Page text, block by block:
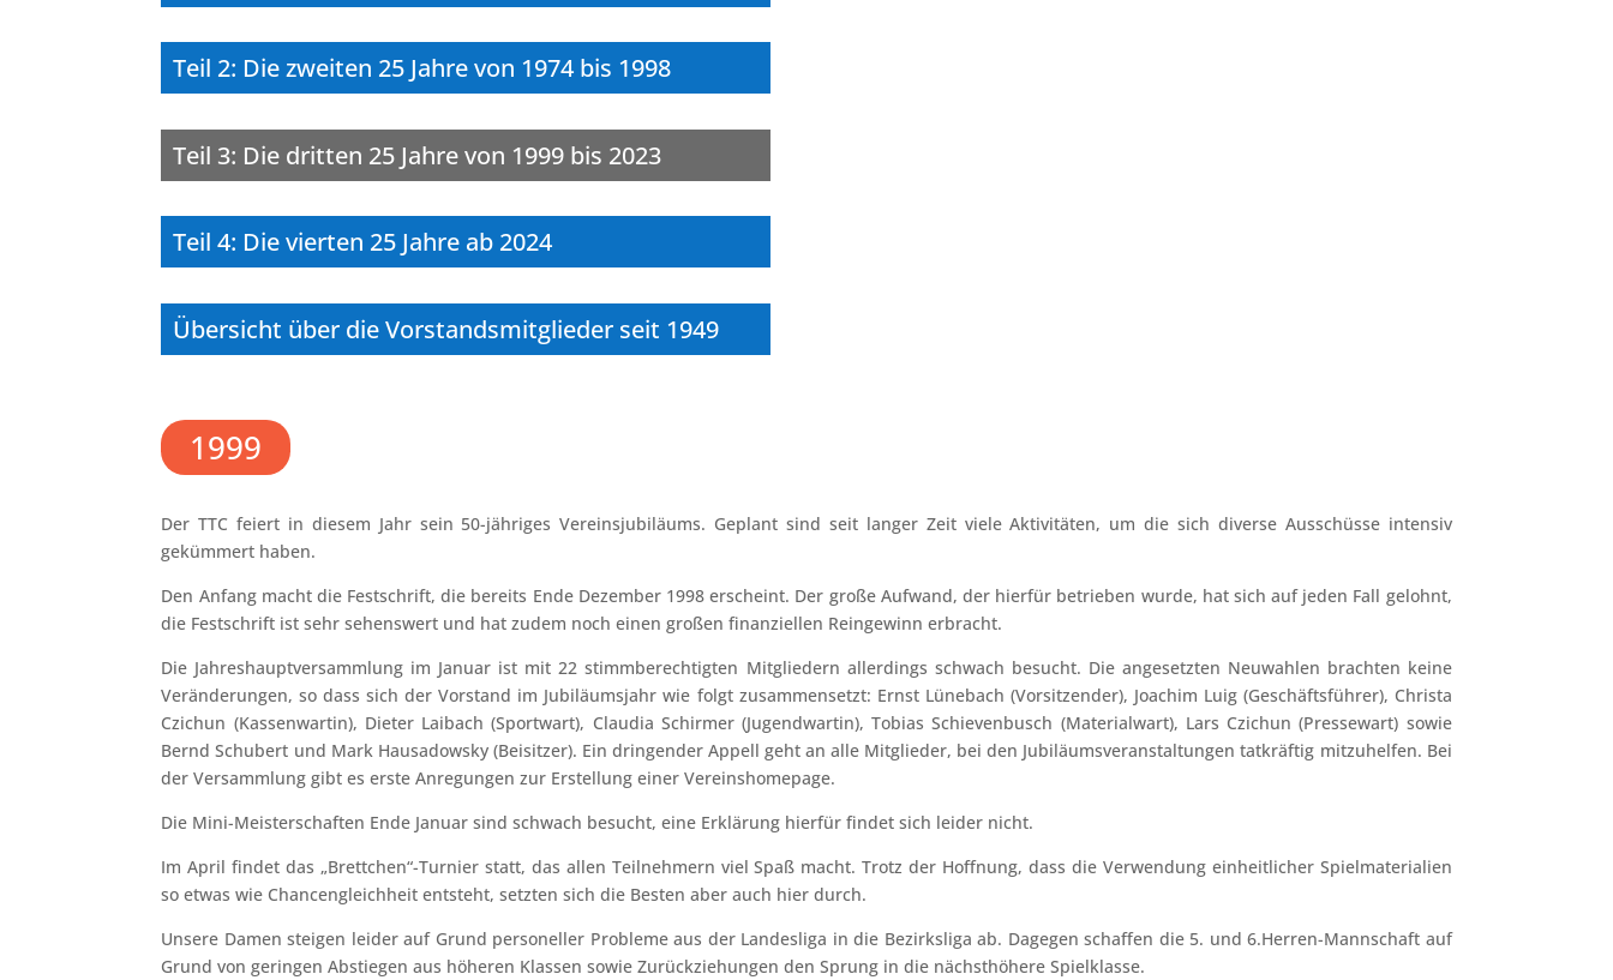
Teil 2: Die zweiten 25 Jahre von 1974 bis 1998
Teil 3: Die dritten 25 Jahre von 1999 bis 2023
Teil 4: Die vierten 25 Jahre ab 2024
Übersicht über die Vorstandsmitglieder seit 1949
1999
Der TTC feiert in diesem Jahr sein 50-jähriges Vereinsjubiläums. Geplant sind seit langer Zeit viele Aktivitäten, um die sich diverse Ausschüsse intensiv
gekümmert haben.
Den Anfang macht die Festschrift, die bereits Ende Dezember 1998 erscheint. Der große Aufwand, der hierfür betrieben wurde, hat sich auf jeden Fall gelohnt,
die Festschrift ist sehr sehenswert und hat zudem noch einen großen finanziellen Reingewinn erbracht.
Die Jahreshauptversammlung im Januar ist mit 22 stimmberechtigten Mitgliedern allerdings schwach besucht. Die angesetzten Neuwahlen brachten keine
Veränderungen, so dass sich der Vorstand im Jubiläumsjahr wie folgt zusammensetzt: Ernst Lünebach (Vorsitzender), Joachim Luig (Geschäftsführer), Christa
Czichun (Kassenwartin), Dieter Laibach (Sportwart), Claudia Schirmer (Jugendwartin), Tobias Schievenbusch (Materialwart), Lars Czichun (Pressewart) sowie
Bernd Schubert und Mark Hausadowsky (Beisitzer). Ein dringender Appell geht an alle Mitglieder, bei den Jubiläumsveranstaltungen tatkräftig mitzuhelfen. Bei
der Versammlung gibt es erste Anregungen zur Erstellung einer Vereinshomepage.
Die Mini-Meisterschaften Ende Januar sind schwach besucht, eine Erklärung hierfür findet sich leider nicht.
Im April findet das „Brettchen“-Turnier statt, das allen Teilnehmern viel Spaß macht. Trotz der Hoffnung, dass die Verwendung einheitlicher Spielmaterialien
so etwas wie Chancengleichheit entsteht, setzten sich die Besten aber auch hier durch.
Unsere Damen steigen leider auf Grund personeller Probleme aus der Landesliga in die Bezirksliga ab. Dagegen schaffen die 5. und 6.Herren-Mannschaft auf
Grund von geringen Abstiegen aus höheren Klassen sowie Zurückziehungen den Sprung in die nächsthöhere Spielklasse.